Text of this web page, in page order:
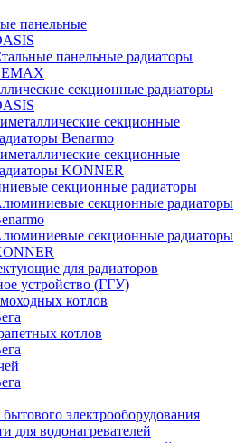
панельные
панельные радиаторы
секционные радиаторы
секционные
Benarmo
секционные
KONNER
секционные радиаторы
секционные радиаторы
секционные радиаторы
для радиаторов
устройство (ГГУ)
котлов
котлов
бытового электрооборудования
для водонагревателей